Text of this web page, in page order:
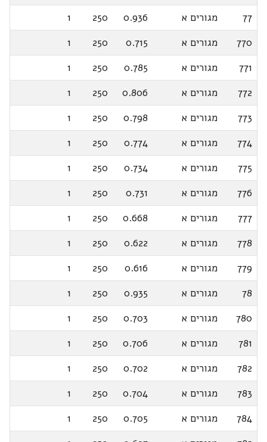
77
מגורים א 0.936
250
1
770
מגורים א 0.715
250
1
771
מגורים א 0.785
250
1
772
מגורים א 0.806
250
1
773
מגורים א 0.798
250
1
774
מגורים א 0.774
250
1
775
מגורים א 0.734
250
1
776
מגורים א 0.731
250
1
777
מגורים א 0.668
250
1
778
מגורים א 0.622
250
1
779
מגורים א 0.616
250
1
78
מגורים א 0.935
250
1
780
מגורים א 0.703
250
1
781
מגורים א 0.706
250
1
782
מגורים א 0.702
250
1
783
מגורים א 0.704
250
1
784
מגורים א 0.705
250
1